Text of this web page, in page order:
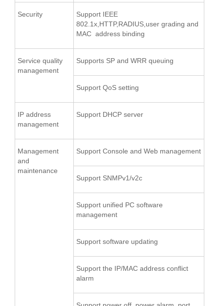
Security
Support IEEE
802.1x,HTTP,RADIUS,user grading and
MAC address binding
Service quality
management
Supports SP and WRR queuing
Support QoS setting
IP address
management
Support DHCP server
Management
and
maintenance
Support Console and Web management
Support SNMPv1/v2c
Support unified PC software
management
Support software updating
Support the IP/MAC address conflict
alarm